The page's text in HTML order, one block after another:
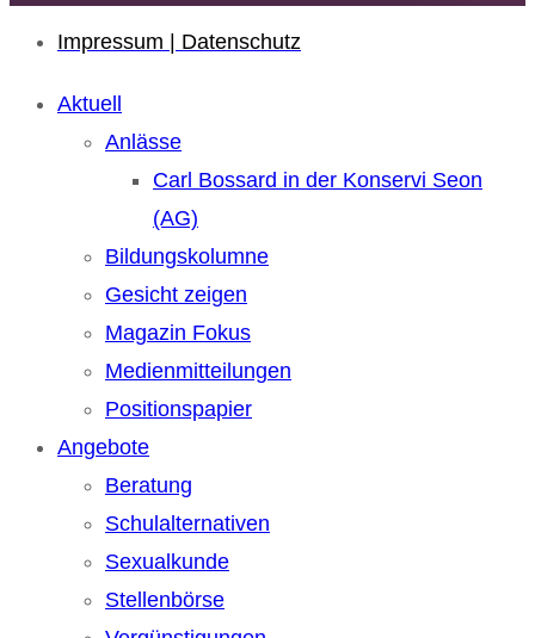
Impressum | Datenschutz
Aktuell
Anlässe
Carl Bossard in der Konservi Seon
(AG)
Bildungskolumne
Gesicht zeigen
Magazin Fokus
Medienmitteilungen
Positionspapier
Angebote
Beratung
Schulalternativen
Sexualkunde
Stellenbörse